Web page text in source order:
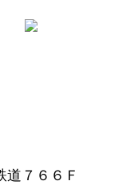
７６６Ｆ